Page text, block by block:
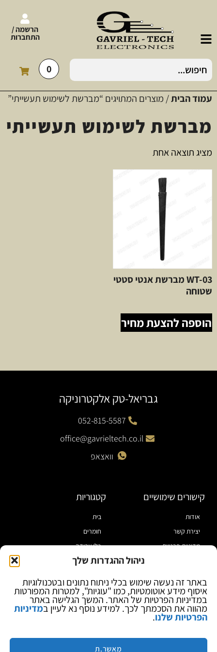
ניהול ההגדרות שלך
באתר זה נעשה שימוש בכלי ניתוח נתונים ובטכנולוגיות
איסוף מידע אוטומטיות, כמו "עוגיות", למטרות המפורטות
במדיניות הפרטיות של האתר. המשך הגלישה באתר
מהווה את הסכמתך לכך. למידע נוסף נא לעיין במדיניות
הפרטיות שלנו.
מאשר.ת
הרשמה /
התחברות
0
עמוד הבית/ מוצרים המתויגים “מברשת לשימוש תעשייתי”
מברשת לשימוש תעשייתי
מציג תוצאה אחת
WT-03 מברשת אנטי סטטי
שטוחה
הוספה להצעת מחיר
גבריאל-טק אלקטרוניקה
052-815-5587
office@gavrieltech.co.il
וואצאפ
קישורים שימושיים
אודות
יצירת קשר
מדיניות פרטיות
בלוג
קטגוריות
בית
חומרים
כלי עבודה
מוצרי הלחמה
ספקי כח ומודדים
ציוד אופטי להגדלה
מותגים